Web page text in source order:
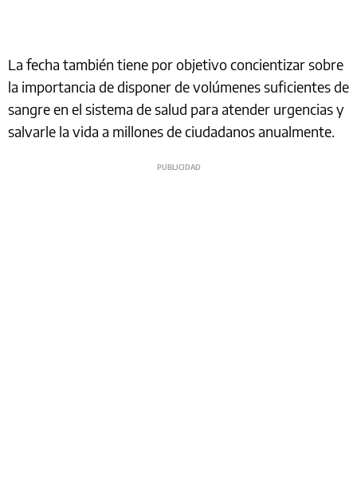
La fecha también tiene por objetivo concientizar sobre
la importancia de disponer de volúmenes suficientes de
sangre en el sistema de salud para atender urgencias y
salvarle la vida a millones de ciudadanos anualmente.